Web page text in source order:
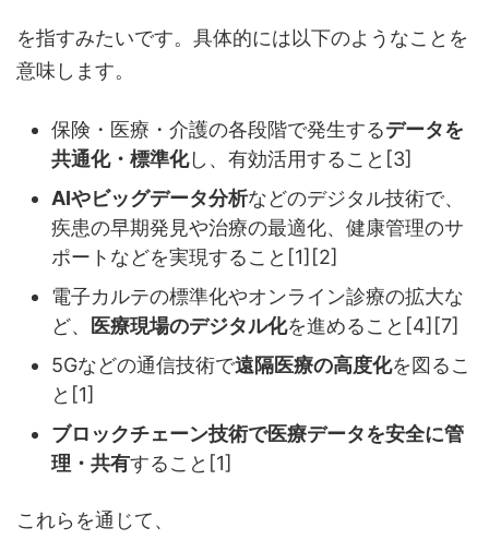
を指すみたいです。具体的には以下のようなことを
意味します。
保険・医療・介護の各段階で発生するデータを
共通化・標準化し、有効活用すること[3]
AIやビッグデータ分析などのデジタル技術で、
疾患の早期発見や治療の最適化、健康管理のサ
ポートなどを実現すること[1][2]
電子カルテの標準化やオンライン診療の拡大な
ど、 医療現場のデジタル化を進めること[4][7]
5Gなどの通信技術で遠隔医療の高度化を図るこ
と[1]
ブロックチェーン技術で医療データを安全に管
理・共有すること[1]
これらを通じて、